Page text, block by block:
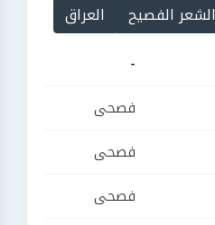
الشعر الفصيح
العراق
-
فصحى
فصحى
فصحى